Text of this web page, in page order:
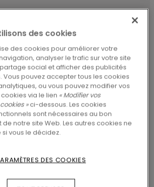
TOUS LES SOLS POUR
SALON
est un excellent
salon
choix de décors de parquet.
du parquet contrecollé sont
des cookies
des cookies pour améliorer votre
analyser le trafic sur votre site
social et afficher des publicités
Vous pouvez accepter tous les cookies
ou vous pouvez modifier vos
via le lien « Modifier vos
» ci-dessous. Les cookies
sont nécessaires au bon
notre site Web. Les autres cookies ne
vous le décidez.
DES COOKIES